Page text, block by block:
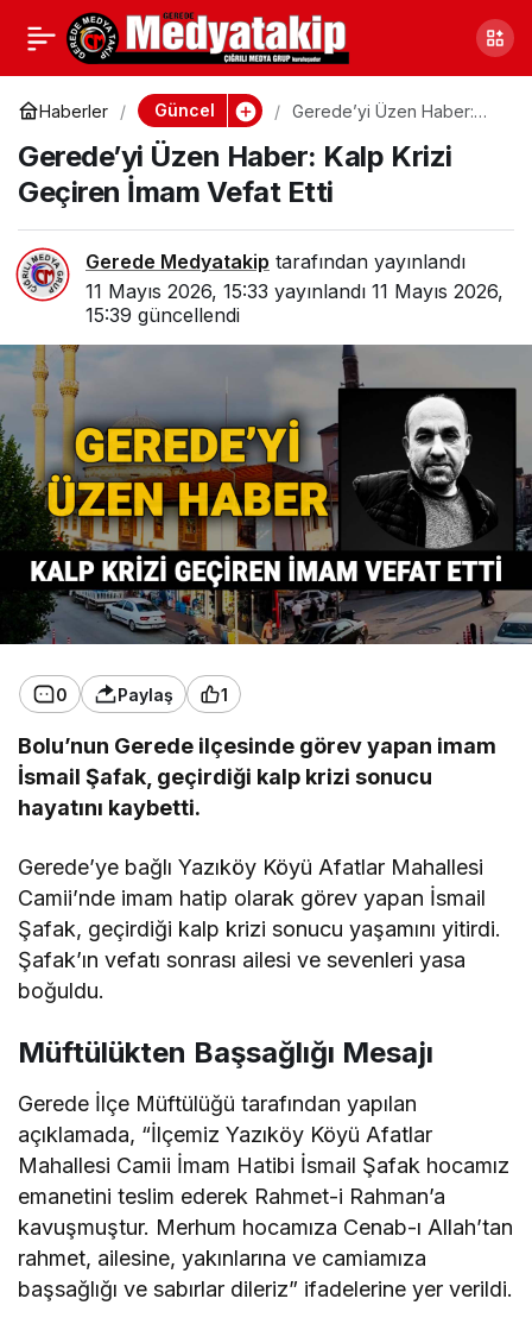
Haberler Güncel
Gerede’yi Üzen Haber:
Vefat Etti
Gerede’yi Üzen Haber: Kalp Krizi
Geçiren İmam Vefat Etti
Gerede Medyatakip tarafından yayınlandı
11 Mayıs 2026, 15:33 yayınlandı 11 Mayıs 2026,
15:39 güncellendi
0 Paylaş 1
Bolu’nun Gerede ilçesinde görev yapan imam
İsmail Şafak, geçirdiği kalp krizi sonucu
hayatını kaybetti.
Gerede’ye bağlı Yazıköy Köyü Afatlar Mahallesi
Camii’nde imam hatip olarak görev yapan İsmail
Şafak, geçirdiği kalp krizi sonucu yaşamını yitirdi.
Şafak’ın vefatı sonrası ailesi ve sevenleri yasa
boğuldu.
Müftülükten Başsağlığı Mesajı
Gerede İlçe Müftülüğü tarafından yapılan
açıklamada, “İlçemiz Yazıköy Köyü Afatlar
Mahallesi Camii İmam Hatibi İsmail Şafak hocamız
emanetini teslim ederek Rahmet-i Rahman’a
kavuşmuştur. Merhum hocamıza Cenab-ı Allah’tan
rahmet, ailesine, yakınlarına ve camiamıza
başsağlığı ve sabırlar dileriz” ifadelerine yer verildi.
Gerede Kurban
Pazarında Fiyatlar
Nasıl? Hareketlilik Arttı
Paylaş